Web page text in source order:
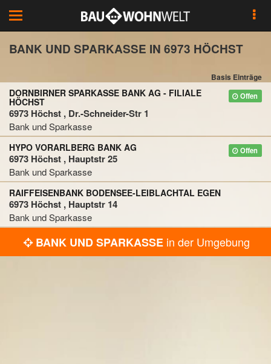
Toggle
navigation
BANK UND SPARKASSE IN 6973 HÖCHST
Basis Einträge
Offen
DORNBIRNER SPARKASSE BANK AG - FILIALE
HÖCHST
6973 Höchst , Dr.-Schneider-Str 1
Bank und Sparkasse
Offen
HYPO VORARLBERG BANK AG
6973 Höchst , Hauptstr 25
Bank und Sparkasse
RAIFFEISENBANK BODENSEE-LEIBLACHTAL EGEN
6973 Höchst , Hauptstr 14
Bank und Sparkasse
BANK UND SPARKASSE in der Umgebung